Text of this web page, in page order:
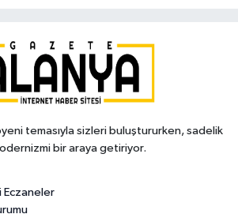
temasıyla sizleri buluştururken, sadelik
bir araya getiriyor.
Eczaneler